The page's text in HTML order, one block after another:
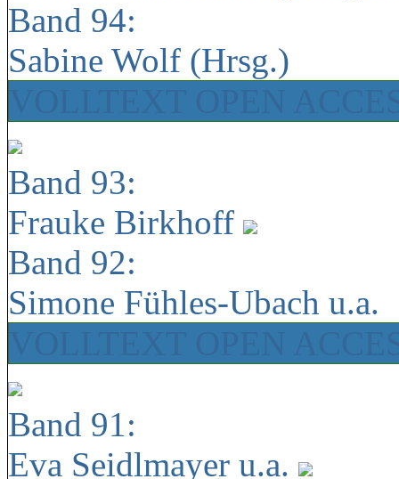
Band 94:
Sabine Wolf (Hrsg.)
Band 93:
Frauke Birkhoff
Band 92:
Simone Fühles-Ubach u.a.
Band 91:
Eva Seidlmayer u.a.